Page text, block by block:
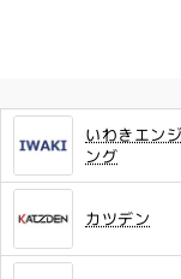
いわきエン
ング
カツデン